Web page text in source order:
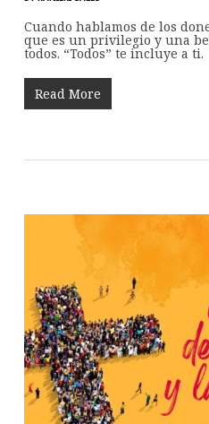
Cuando hablamos de los
que es un privilegio y una
todos. “Todos” te incluye a ti.
Read More